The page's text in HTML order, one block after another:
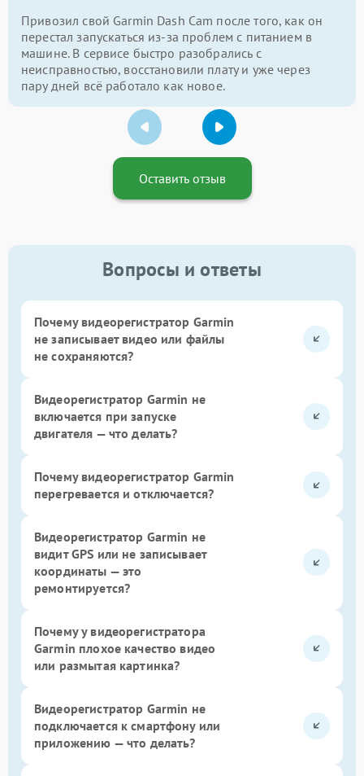
Привозил свой Garmin Dash Cam после того, как он
перестал запускаться из-за проблем с питанием в
машине. В сервисе быстро разобрались с
неисправностью, восстановили плату и уже через
пару дней всё работало как новое.
Оставить отзыв
Вопросы и ответы
Почему видеорегистратор Garmin
не записывает видео или файлы
не сохраняются?
Видеорегистратор Garmin не
включается при запуске
двигателя — что делать?
Почему видеорегистратор Garmin
перегревается и отключается?
Видеорегистратор Garmin не
видит GPS или не записывает
координаты — это
ремонтируется?
Почему у видеорегистратора
Garmin плохое качество видео
или размытая картинка?
Видеорегистратор Garmin не
подключается к смартфону или
приложению — что делать?